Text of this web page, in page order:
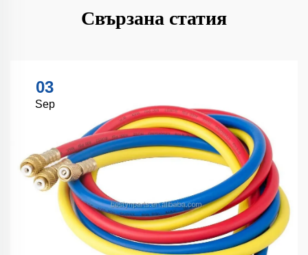
Свързана статия
03
Sep